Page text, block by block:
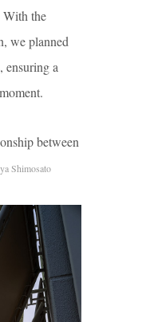
With the
we planned
ensuring a
between
Shimosato